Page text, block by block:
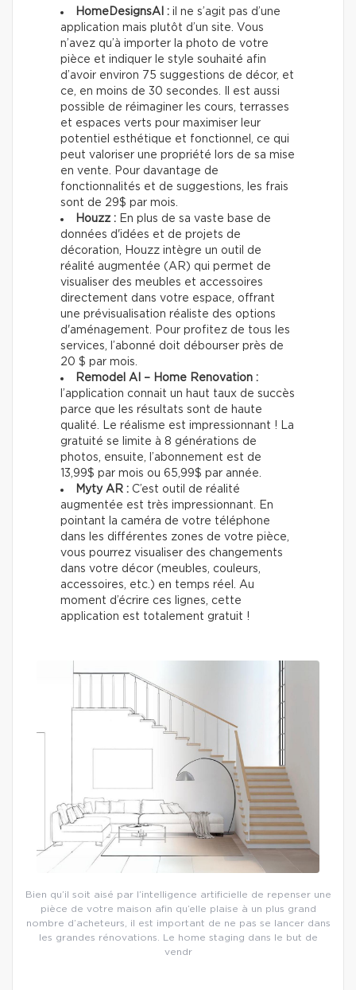
HomeDesignsAI : il ne s’agit pas d’une
application mais plutôt d’un site. Vous
n’avez qu’à importer la photo de votre
pièce et indiquer le style souhaité afin
d’avoir environ 75 suggestions de décor, et
ce, en moins de 30 secondes. Il est aussi
possible de réimaginer les cours, terrasses
et espaces verts pour maximiser leur
potentiel esthétique et fonctionnel, ce qui
peut valoriser une propriété lors de sa mise
en vente. Pour davantage de
fonctionnalités et de suggestions, les frais
sont de 29$ par mois.
Houzz : En plus de sa vaste base de
données d'idées et de projets de
décoration, Houzz intègre un outil de
réalité augmentée (AR) qui permet de
visualiser des meubles et accessoires
directement dans votre espace, offrant
une prévisualisation réaliste des options
d'aménagement. Pour profitez de tous les
services, l’abonné doit débourser près de
20 $ par mois.
Remodel AI – Home Renovation :
l’application connait un haut taux de succès
parce que les résultats sont de haute
qualité. Le réalisme est impressionnant ! La
gratuité se limite à 8 générations de
photos, ensuite, l’abonnement est de
13,99$ par mois ou 65,99$ par année.
Myty AR : C’est outil de réalité
augmentée est très impressionnant. En
pointant la caméra de votre téléphone
dans les différentes zones de votre pièce,
vous pourrez visualiser des changements
dans votre décor (meubles, couleurs,
accessoires, etc.) en temps réel. Au
moment d’écrire ces lignes, cette
application est totalement gratuit !
Bien qu’il soit aisé par l’intelligence artificielle de repenser une
pièce de votre maison afin qu’elle plaise à un plus grand
nombre d’acheteurs, il est important de ne pas se lancer dans
les grandes rénovations. Le home staging dans le but de
vendr